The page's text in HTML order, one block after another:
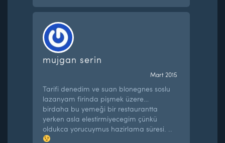
mujgan serin
Mart 2015
Tarifi denedim ve suan blonegnes soslu
lazanyam firinda pişmek üzere…
birdaha bu yemeği bir restaurantta
yerken asla elestirmiyecegim çünkü
oldukca yorucuymus hazirlama süresi. ..